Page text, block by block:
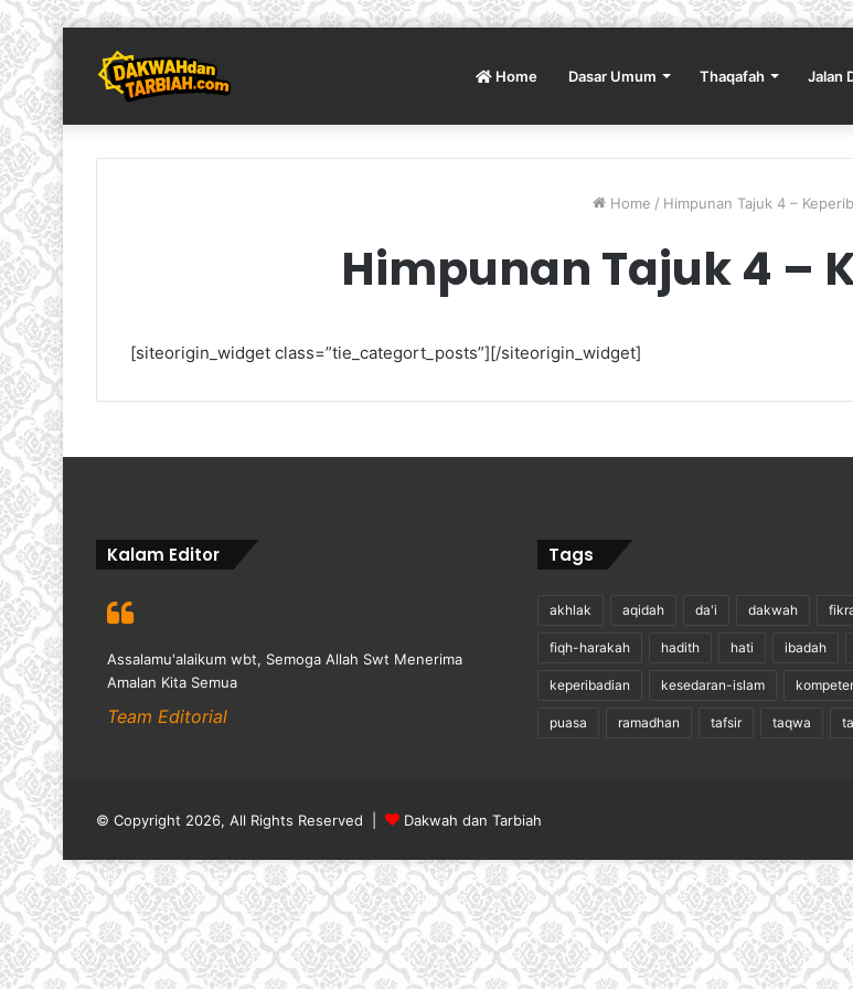
Home Dasar Umum Thaqafah Jalan
Home / Himpunan Tajuk 4 –
Himpunan Tajuk 4 –
[siteorigin_widget class=”tie_categort_posts”][/siteorigin_widget]
Kalam Editor
Assalamu'alaikum wbt, Semoga Allah Swt Menerima
Amalan Kita Semua
Team Editorial
Tags
akhlak aqidah da'i dakwah
fiqh-harakah hadith hati ibadah
keperibadian kesedaran-islam
puasa ramadhan tafsir taqwa
© Copyright 2026, All Rights Reserved | Dakwah dan Tarbiah